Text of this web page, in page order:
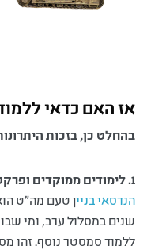
אז האם כדאי
בהחלט כן, בזכות
1. לימודים ממוקדים ופרקטיים
הנדסאי בניין טעם מה"ט
שנים במסלול ערב, ומי
ללמוד סמסטר נוסף. זהו